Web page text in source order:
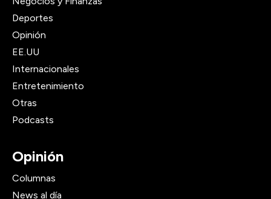
Deportes
Opinión
EE.UU
Internacionales
Entretenimiento
Otras
Podcasts
Opinión
Columnas
News al día